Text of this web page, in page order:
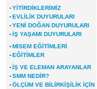
·YİTİRDİKLERİMİZ
·EVLİLİK DUYURULARI
·YENİ DOĞAN DUYURULARI
·İŞ YAŞAMI DUYURULARI
·MİSEM EĞİTİMLERİ
·EĞİTİMLER
·İŞ VE ELEMAN ARAYANLAR
·SMM NEDİR?
·ÖLÇÜM VE BİLİRKİŞİLİK İÇİN